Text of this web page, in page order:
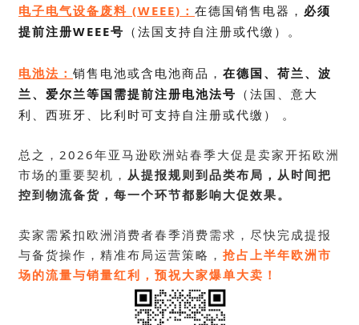
电子电气设备废料 (WEEE)： 在德国销售电器， 必须
提前注册WEEE号 （法国支持自注册或代缴）。
电池法： 销售电池或含电池商品， 在德国、荷兰、波
兰、爱尔兰等国需提前注册电池法号 （法国、意大
利、西班牙、比利时可支持自注册或代缴） 。
总之，2026年亚马逊欧洲站春季大促是卖家开拓欧洲
市场的重要契机， 从提报规则到品类布局，从时间把
控到物流备货，每一个环节都影响大促效果。
卖家需紧扣欧洲消费者春季消费需求 ，尽快完成提报
与备货操作，精准布局运营策略， 抢占上半年欧洲市
场的流量与销量红利，预祝大家爆单大卖！